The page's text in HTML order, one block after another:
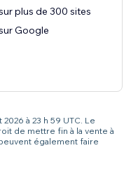
plus de 300 sites
Google
à 23 h 59 UTC. Le
de mettre fin à la vente à
également faire